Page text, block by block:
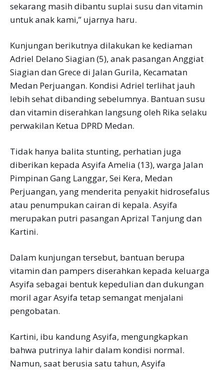
sekarang masih dibantu suplai susu dan vitamin
untuk anak kami,” ujarnya haru.
Kunjungan berikutnya dilakukan ke kediaman
Adriel Delano Siagian (5), anak pasangan Anggiat
Siagian dan Grece di Jalan Gurila, Kecamatan
Medan Perjuangan. Kondisi Adriel terlihat jauh
lebih sehat dibanding sebelumnya. Bantuan susu
dan vitamin diserahkan langsung oleh Rika selaku
perwakilan Ketua DPRD Medan.
Tidak hanya balita stunting, perhatian juga
diberikan kepada Asyifa Amelia (13), warga Jalan
Pimpinan Gang Langgar, Sei Kera, Medan
Perjuangan, yang menderita penyakit hidrosefalus
atau penumpukan cairan di kepala. Asyifa
merupakan putri pasangan Aprizal Tanjung dan
Kartini.
Dalam kunjungan tersebut, bantuan berupa
vitamin dan pampers diserahkan kepada keluarga
Asyifa sebagai bentuk kepedulian dan dukungan
moril agar Asyifa tetap semangat menjalani
pengobatan.
Kartini, ibu kandung Asyifa, mengungkapkan
bahwa putrinya lahir dalam kondisi normal.
Namun, saat berusia satu tahun, Asyifa